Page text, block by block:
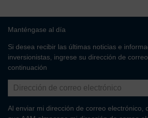
Manténgase al día
Si desea recibir las últimas noticias e
inversionistas, ingrese su dirección de
continuación
Al enviar mi dirección de correo electrónico,